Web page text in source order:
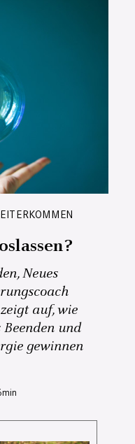
Neues
auf, wie
und
gewinnen